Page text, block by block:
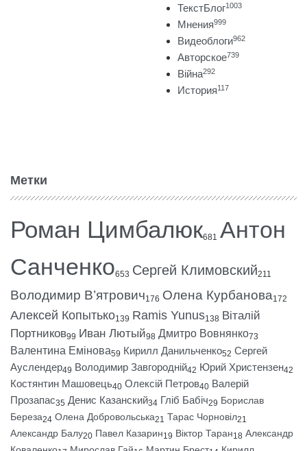
ТекстБлог1003
Мнения999
Видеоблоги962
Авторское739
Війна292
История117
Метки
Роман Цимбалюк681 Антон
Санченко653 Сергей Климовский211
Володимир В’ятрович176 Олена Курбанова172
Алексей Копытько139 Ramis Yunus138 Віталій
Портников99 Иван Лютый98 Дмитро Вовнянко73
Валентина Емінова59 Кирилл Данильченко52 Сергей
Ауслендер49 Володимир Завгородній42 Юрий Христензен42
Костянтин Машовець40 Олексій Петров40 Валерій
Прозапас35 Денис Казанский34 Гліб Бабіч29 Борислав
Береза24 Олена Добровольська21 Тарас Чорновіл21
Александр Балу20 Павел Казарин19 Віктор Таран18 Александр